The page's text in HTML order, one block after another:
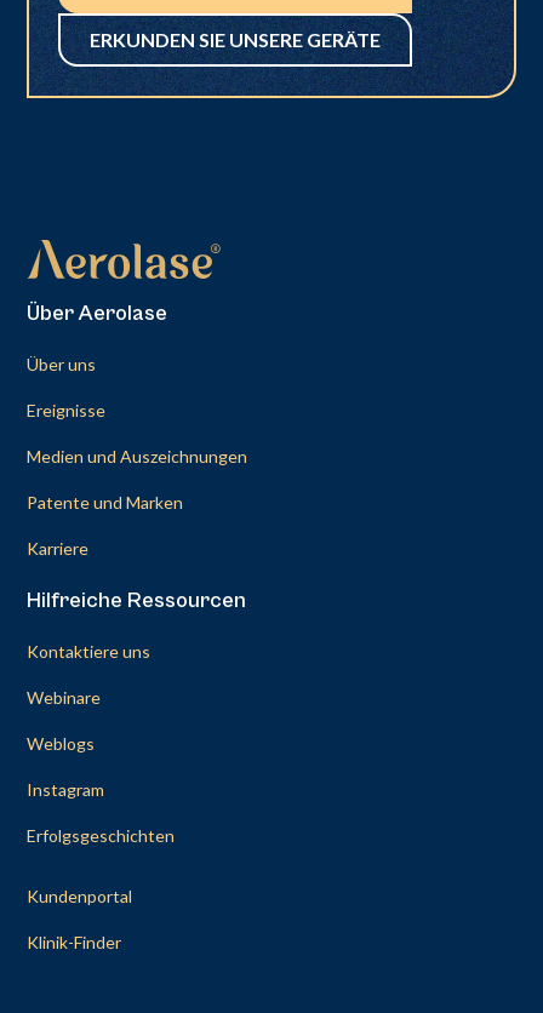
ERKUNDEN SIE UNSERE GERÄTE
Über Aerolase
Über uns
Ereignisse
Medien und Auszeichnungen
Patente und Marken
Karriere
Hilfreiche Ressourcen
Kontaktiere uns
Webinare
Weblogs
Instagram
Erfolgsgeschichten
Kundenportal
Klinik-Finder